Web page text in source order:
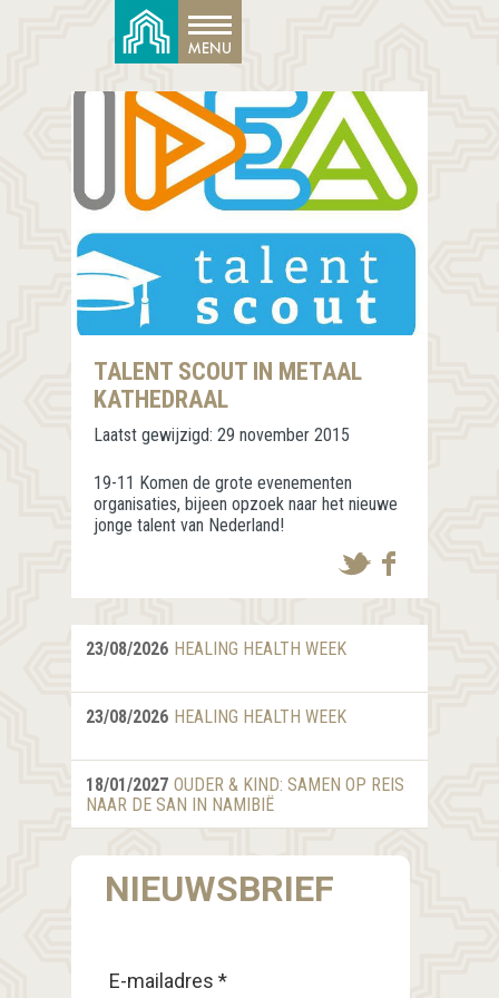
TALENT SCOUT IN METAAL
KATHEDRAAL
Laatst gewijzigd: 29 november 2015
19-11 Komen de grote evenementen
organisaties, bijeen opzoek naar het nieuwe
jonge talent van Nederland!
23/08/2026 HEALING HEALTH WEEK
23/08/2026 HEALING HEALTH WEEK
18/01/2027 OUDER & KIND: SAMEN OP REIS
NAAR DE SAN IN NAMIBIË
NIEUWSBRIEF
E-mailadres *